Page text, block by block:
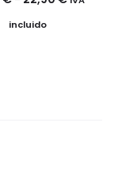
incluido